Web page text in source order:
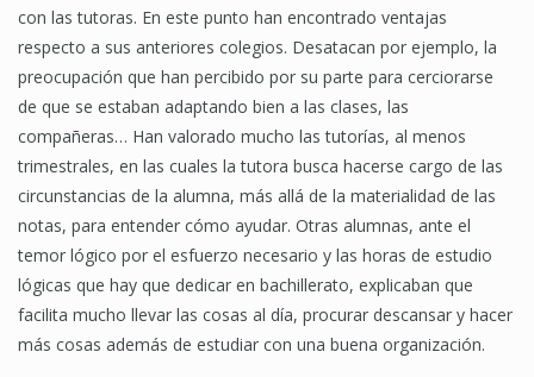
con las tutoras. En este punto han encontrado ventajas
respecto a sus anteriores colegios. Desatacan por ejemplo, la
preocupación que han percibido por su parte para cerciorarse
de que se estaban adaptando bien a las clases, las
compañeras… Han valorado mucho las tutorías, al menos
trimestrales, en las cuales la tutora busca hacerse cargo de las
circunstancias de la alumna, más allá de la materialidad de las
notas, para entender cómo ayudar. Otras alumnas, ante el
temor lógico por el esfuerzo necesario y las horas de estudio
lógicas que hay que dedicar en bachillerato, explicaban que
facilita mucho llevar las cosas al día, procurar descansar y hacer
más cosas además de estudiar con una buena organización.